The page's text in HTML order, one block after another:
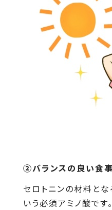
②バランスの良い食
セロトニンの材料とな
いう必須アミノ酸です。